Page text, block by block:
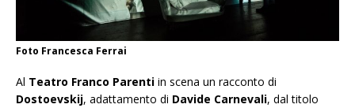
Foto Francesca Ferrai
Al Teatro Franco Parenti in scena un racconto di
Dostoevskij, adattamento di Davide Carnevali, dal titolo